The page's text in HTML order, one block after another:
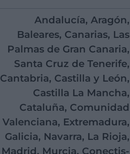
Andalucía, Aragón,
Baleares, Canarias, Las
Palmas de Gran Canaria,
Santa Cruz de Tenerife,
Cantabria, Castilla y León,
Castilla La Mancha,
Cataluña, Comunidad
Valenciana, Extremadura,
Galicia, Navarra, La Rioja,
Madrid, Murcia, Conectis-